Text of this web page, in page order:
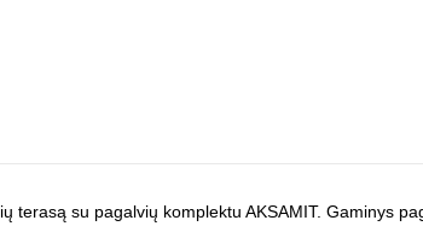
terasą su pagalvių komplektu AKSAMIT. Gaminys